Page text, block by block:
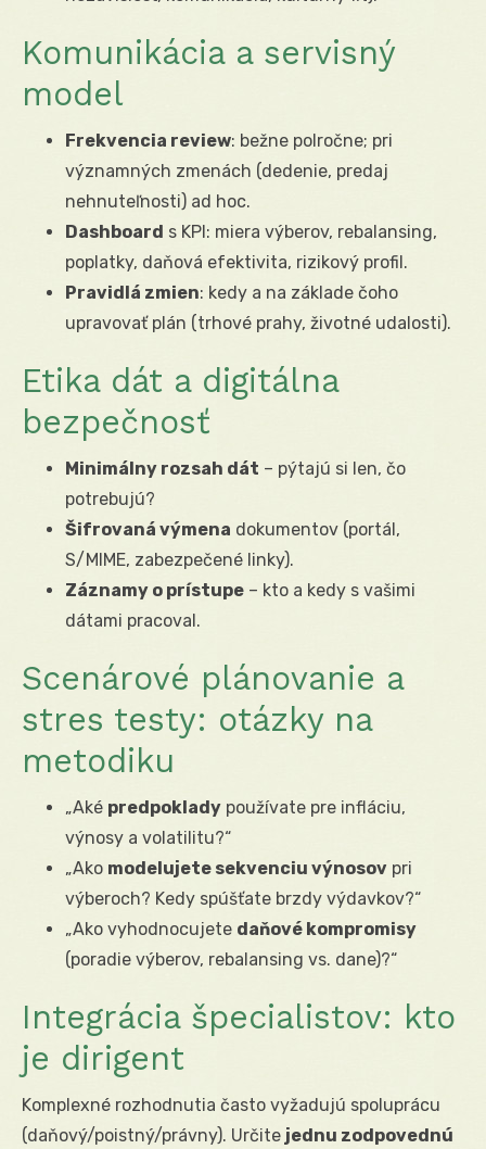
Komunikácia a servisný
model
Frekvencia review: bežne polročne; pri
významných zmenách (dedenie, predaj
nehnuteľnosti) ad hoc.
Dashboard s KPI: miera výberov, rebalansing,
poplatky, daňová efektivita, rizikový profil.
Pravidlá zmien: kedy a na základe čoho
upravovať plán (trhové prahy, životné udalosti).
Etika dát a digitálna
bezpečnosť
Minimálny rozsah dát – pýtajú si len, čo
potrebujú?
Šifrovaná výmena dokumentov (portál,
S/MIME, zabezpečené linky).
Záznamy o prístupe – kto a kedy s vašimi
dátami pracoval.
Scenárové plánovanie a
stres testy: otázky na
metodiku
„Aké predpoklady používate pre infláciu,
výnosy a volatilitu?“
„Ako modelujete sekvenciu výnosov pri
výberoch? Kedy spúšťate brzdy výdavkov?“
„Ako vyhodnocujete daňové kompromisy
(poradie výberov, rebalansing vs. dane)?“
Integrácia špecialistov: kto
je dirigent
Komplexné rozhodnutia často vyžadujú spoluprácu
(daňový/poistný/právny). Určite jednu zodpovednú